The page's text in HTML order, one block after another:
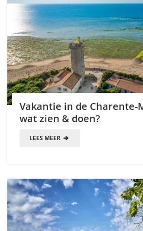
Vakantie in de Charente-
wat zien & doen?
LEES MEER